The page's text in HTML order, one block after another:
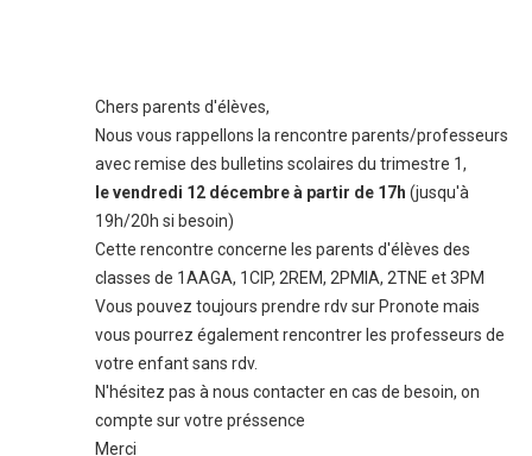
Chers parents d'élèves,
Nous vous rappellons la rencontre parents/professeurs
avec remise des bulletins scolaires du trimestre 1,
le vendredi 12 décembre à partir de 17h (jusqu'à
19h/20h si besoin)
Cette rencontre concerne les parents d'élèves des
classes de 1AAGA, 1CIP, 2REM, 2PMIA, 2TNE et 3PM
​Vous pouvez toujours prendre rdv sur Pronote mais
vous pourrez également rencontrer les professeurs de
votre enfant sans rdv.
​N'hésitez pas à nous contacter en cas de besoin, on
compte sur votre préssence
Merci